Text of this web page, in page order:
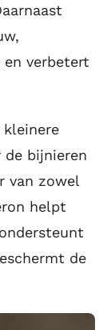
verbetert
de bijnieren
van zowel
helpt
de